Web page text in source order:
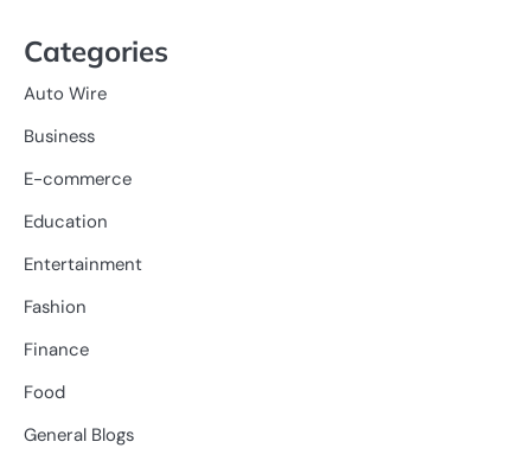
Categories
Auto Wire
Business
E-commerce
Education
Entertainment
Fashion
Finance
Food
General Blogs